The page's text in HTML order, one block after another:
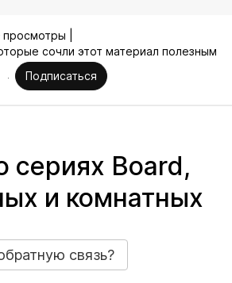
просмотры |
сочли этот материал полезным
Подписаться
сериях Board,
и комнатных
связь?